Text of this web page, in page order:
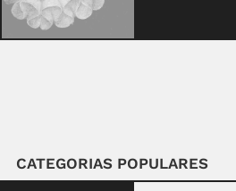
CATEGORIAS POPULARES